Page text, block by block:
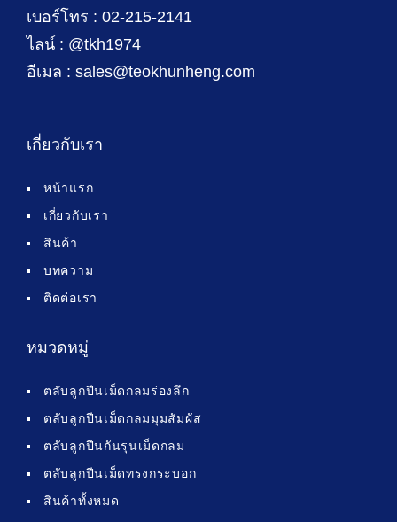
เบอร์โทร : 02-215-2141
ไลน์ : @tkh1974
อีเมล : sales@teokhunheng.com
เกี่ยวกับเรา
หน้าแรก
เกี่ยวกับเรา
สินค้า
บทความ
ติดต่อเรา
หมวดหมู่
ตลับลูกปืนเม็ดกลมร่องลึก
ตลับลูกปืนเม็ดกลมมุมสัมผัส
ตลับลูกปืนกันรุนเม็ดกลม
ตลับลูกปืนเม็ดทรงกระบอก
สินค้าทั้งหมด